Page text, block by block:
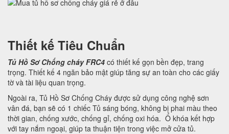
Thiết kế Tiêu Chuẩn
Tủ Hồ Sơ Chống cháy FRC4 có thiết kế gọn bền đẹp, trang
trọng. Thiết kế 4 ngăn bảo mật giúp tăng sự an toàn cho các giấy
tờ và tài liệu quan trọng.
Ngoài ra, Tủ Hồ Sơ Chống Cháy được sử dụng công nghệ sơn
vân đá, bạn sẽ có 1 chiếc Tủ sáng bóng, không bị phai màu theo
thời gian, chống xước, chống gỉ, chống oxi hóa. Ổ khóa kết hợp
với tay nắm ngoại, giúp ta thuận tiện trong việc mở cửa tủ.